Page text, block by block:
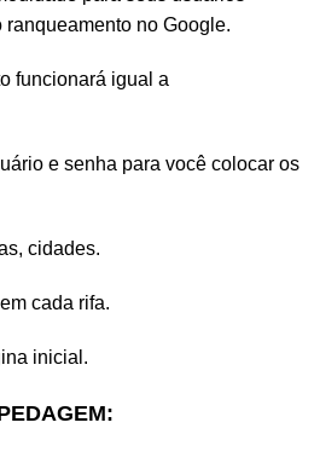
no Google.
funcionará igual a
e senha para você colocar os
cidades.
cada rifa.
inicial.